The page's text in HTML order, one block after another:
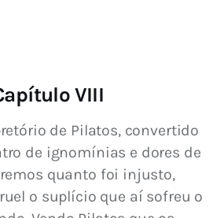
VIII
de Pilatos, convertido
de ignomínias e dores de
quanto foi injusto,
o suplício que aí sofreu o